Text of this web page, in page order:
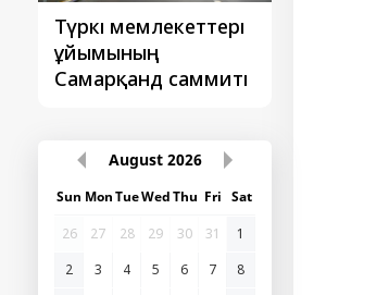
Түркі мемлекеттері
ұйымының
Самарқанд саммиті
Қытай’
August 2026
Sun MonTueWedThu Fri Sat
26
27 28 29 30 31
1
2
3 4 5 6 7
8